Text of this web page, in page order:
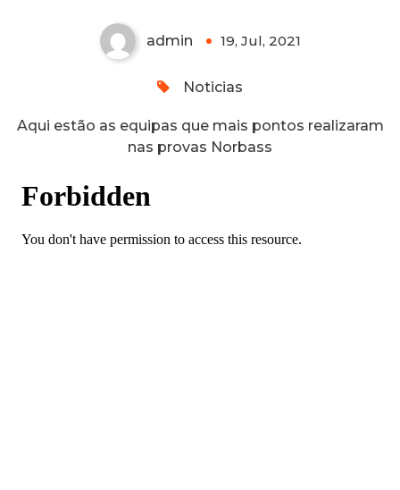
admin 19, Jul, 2021
Noticias
Aqui estão as equipas que mais pontos realizaram
nas provas Norbass